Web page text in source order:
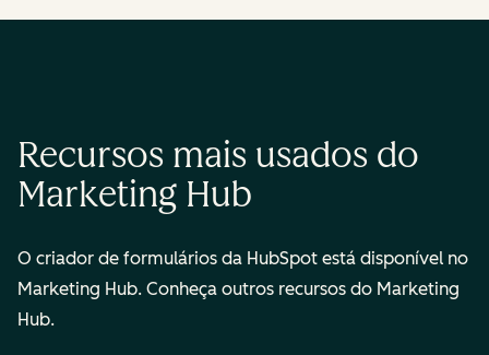
Recursos mais usados do
Marketing Hub
O criador de formulários da HubSpot está disponível no
Marketing Hub. Conheça outros recursos do Marketing
Hub.